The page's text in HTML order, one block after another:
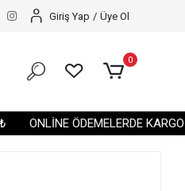
ONLİNE ÖDEMELERDE KARGO
Giriş Yap / Üye Ol
0